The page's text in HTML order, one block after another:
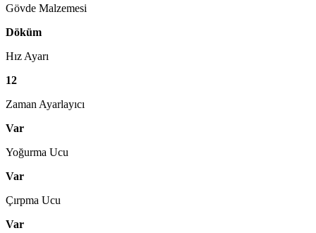
Gövde Malzemesi
Döküm
Hız Ayarı
12
Zaman Ayarlayıcı
Var
Yoğurma Ucu
Var
Çırpma Ucu
Var